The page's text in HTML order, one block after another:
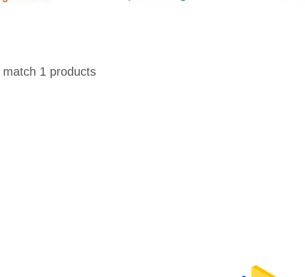
match 1 products